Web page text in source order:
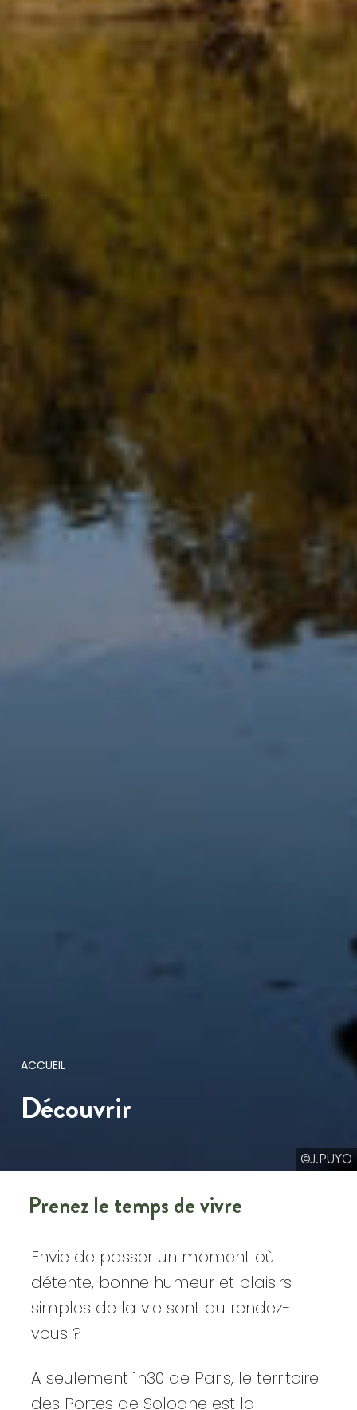
©J.PUYO
ACCUEIL
Découvrir
Prenez le temps de vivre
Envie de passer un moment où
détente, bonne humeur et plaisirs
simples de la vie sont au rendez-
vous ?
A seulement 1h30 de Paris, le territoire
des Portes de Sologne est la